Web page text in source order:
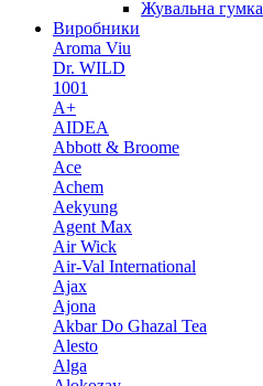
Жувальна гумка
Виробники
Aroma Viu
Dr. WILD
1001
A+
AIDEA
Abbott & Broome
Ace
Achem
Aekyung
Agent Max
Air Wick
Air-Val International
Ajax
Ajona
Akbar Do Ghazal Tea
Alesto
Alga